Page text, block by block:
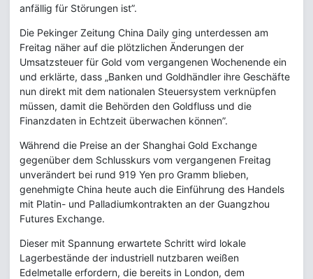
anfällig für Störungen ist”.
Die Pekinger Zeitung China Daily ging unterdessen am
Freitag näher auf die plötzlichen Änderungen der
Umsatzsteuer für Gold vom vergangenen Wochenende ein
und erklärte, dass „Banken und Goldhändler ihre Geschäfte
nun direkt mit dem nationalen Steuersystem verknüpfen
müssen, damit die Behörden den Goldfluss und die
Finanzdaten in Echtzeit überwachen können”.
Während die Preise an der Shanghai Gold Exchange
gegenüber dem Schlusskurs vom vergangenen Freitag
unverändert bei rund 919 Yen pro Gramm blieben,
genehmigte China heute auch die Einführung des Handels
mit Platin- und Palladiumkontrakten an der Guangzhou
Futures Exchange.
Dieser mit Spannung erwartete Schritt wird lokale
Lagerbestände der industriell nutzbaren weißen
Edelmetalle erfordern, die bereits in London, dem